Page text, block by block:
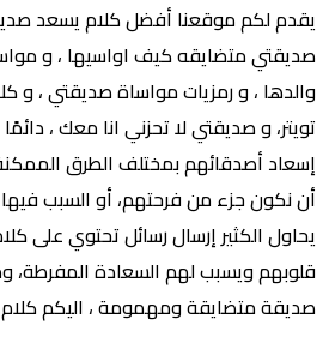
يقدم لكم موقعنا أفضل كلام يسعد
صديقتي متضايقه كيف اواسيها ، و
والدها ، و رمزيات مواساة صديقتي ، و
تويتر، و صديقتي لا تحزني انا معك ،
إسعاد أصدقائهم بمختلف الطرق
أن نكون جزء من فرحتهم، أو السبب
يحاول الكثير إرسال رسائل تحتوي على
قلوبهم ويسبب لهم السعادة المفرطة،
صديقة متضايقة ومهمومة ، اليكم